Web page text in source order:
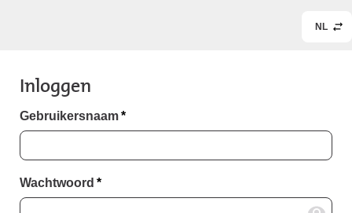
NL
Inloggen
Gebruikersnaam*
Wachtwoord *